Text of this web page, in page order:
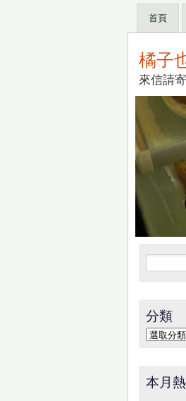
首頁
橘子
來信請
搜
尋
字:
分類
分
本月